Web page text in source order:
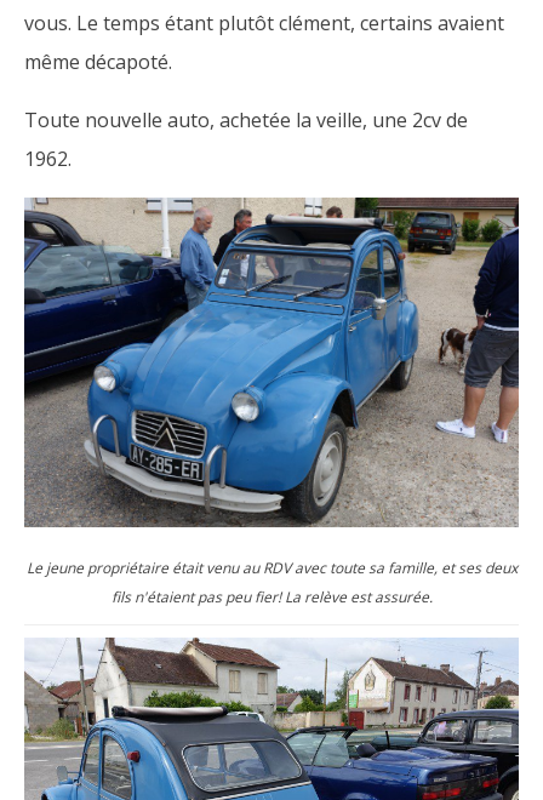
vous. Le temps étant plutôt clément, certains avaient
même décapoté.
Toute nouvelle auto, achetée la veille, une 2cv de
1962.
Le jeune propriétaire était venu au RDV avec toute sa famille, et ses deux
fils n'étaient pas peu fier! La relève est assurée.